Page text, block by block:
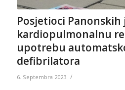
Posjetioci Panonskih
kardiopulmonalnu
upotrebu
defibrilatora
6. Septembra 2023. /